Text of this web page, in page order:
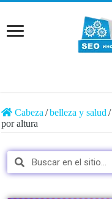
Cabeza /belleza y salud /
por altura